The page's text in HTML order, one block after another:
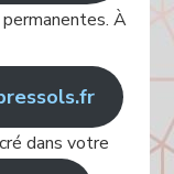
À
dans votre